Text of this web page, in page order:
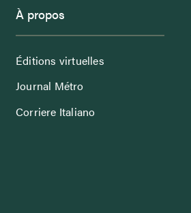
À propos
Éditions virtuelles
Journal Métro
Corriere Italiano